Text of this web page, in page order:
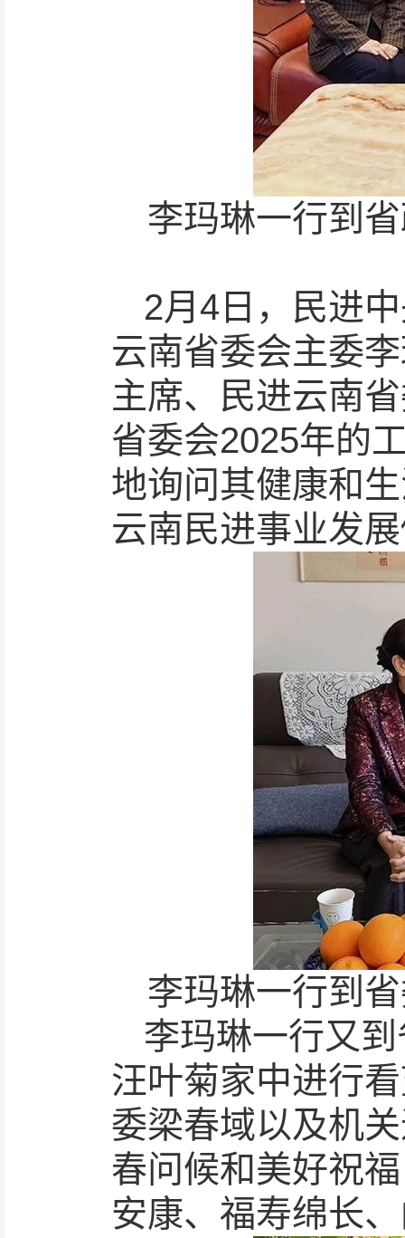
李玛琳一行到
2月4日，民进
云南省委会主委
主席、民进云南
省委会2025年的
地询问其健康和
云南民进事业发
李玛琳一行到
李玛琳一行又
汪叶菊家中进行
委梁春域以及机
春问候和美好祝
安康、福寿绵长